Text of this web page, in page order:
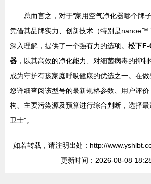
总而言之，对于“家用空气净化器哪个牌
凭借其品牌实力、创新技术（特别是nanoe™
深入理解，提供了一个强有力的选项。 松下F-
器 ，以其高效的净化能力、对细菌病毒的抑制
成为守护有孩家庭呼吸健康的优选之一。在
您详细查阅该型号的最新规格参数、用户评
构、主要污染源及预算进行综合判断，选择最
卫士”。
如若转载，请注明出处：http://
更新时间：2026-08-08